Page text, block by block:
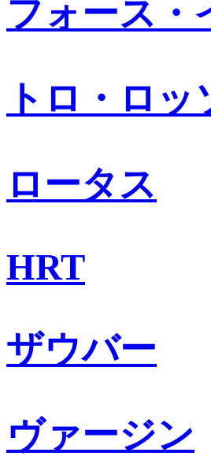
フォース・
トロ・ロッ
ロータス
HRT
ザウバー
ヴァージン